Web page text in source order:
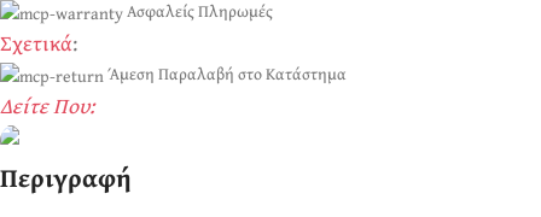
Ασφαλείς Πληρωμές
Σχετικά:
Άμεση Παραλαβή στο Κατάστημα
Δείτε Που:
Περιγραφή